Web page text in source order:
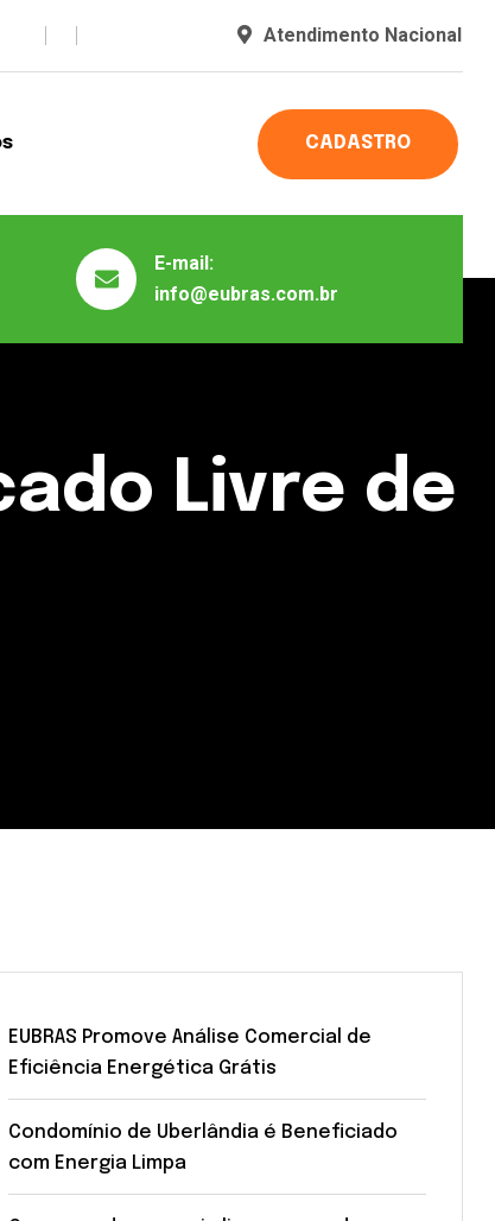
Atendimento Nacional
CADASTRO
E-mail:
info@eubras.com.br
Livre de
EUBRAS Promove Análise Comercial de
Eficiência Energética Grátis
Condomínio de Uberlândia é Beneficiado
com Energia Limpa